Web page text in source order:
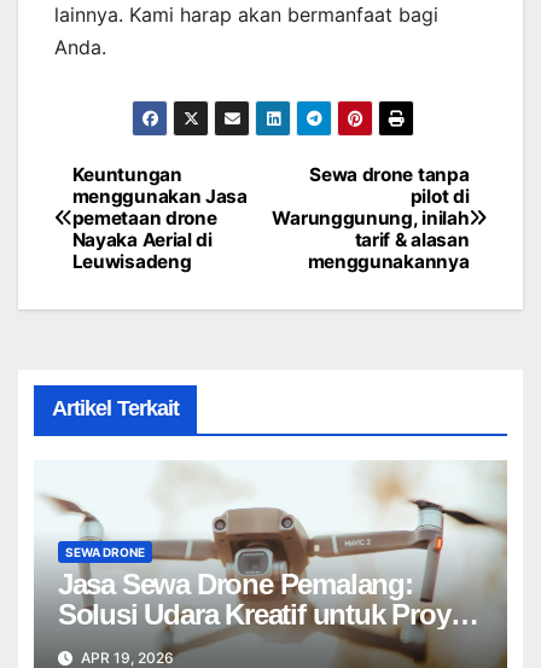
lainnya. Kami harap akan bermanfaat bagi
Anda.
Post
navigation
Sewa drone tanpa
pilot di
Warunggunung, inilah
tarif & alasan
menggunakannya
Keuntungan
menggunakan Jasa
pemetaan drone
Nayaka Aerial di
Leuwisadeng
Artikel Terkait
SEWA DRONE
Jasa Sewa Drone Pemalang:
Solusi Udara Kreatif untuk Proyek
Anda Tanpa Batas】
APR 19, 2026